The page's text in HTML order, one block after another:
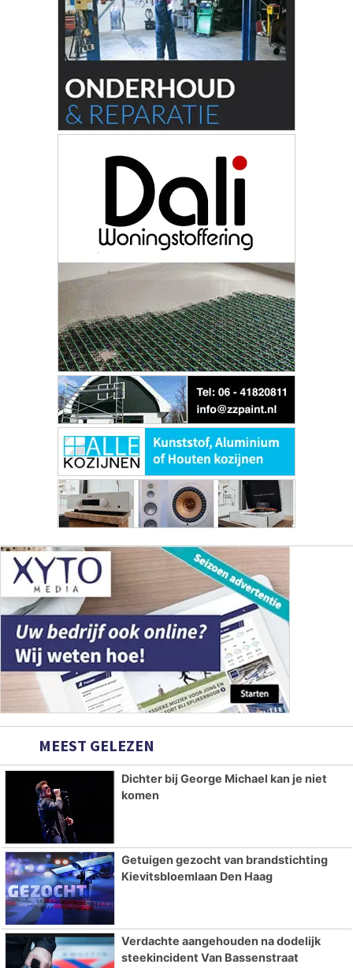
MEEST GELEZEN
Dichter bij George Michael kan je niet
komen
Getuigen gezocht van brandstichting
Kievitsbloemlaan Den Haag
Verdachte aangehouden na dodelijk
steekincident Van Bassenstraat